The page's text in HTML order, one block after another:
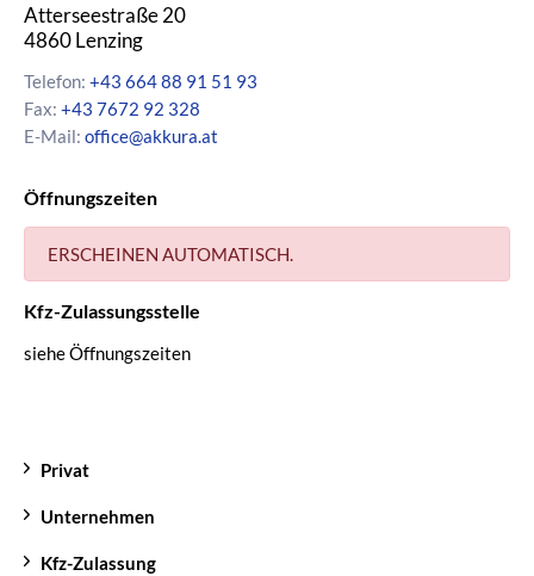
Atterseestraße 20
4860Lenzing
Telefon: +43 664 88 91 51 93
Fax: +43 7672 92 328
E-Mail: office@akkura.at
Öffnungszeiten
ERSCHEINEN AUTOMATISCH.
Kfz-Zulassungsstelle
siehe Öffnungszeiten
Privat
Unternehmen
Kfz-Zulassung